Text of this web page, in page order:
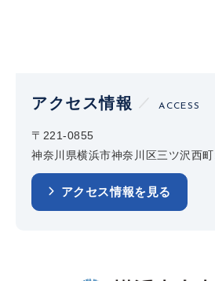
アクセス情報 ACCESS
〒221-0855
神奈川県横浜市神奈川区三ツ沢西町
アクセス情報を見る